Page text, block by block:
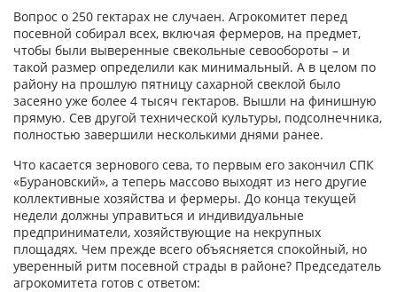
Вопрос о 250 гектарах не случаен. Агрокомитет перед
посевной собирал всех, включая фермеров, на предмет,
чтобы были выверенные свекольные севообороты – и
такой размер определили как минимальный. А в целом по
району на прошлую пятницу сахарной свеклой было
засеяно уже более 4 тысяч гектаров. Вышли на финишную
прямую. Сев другой технической культуры, подсолнечника,
полностью завершили несколькими днями ранее.
Что касается зернового сева, то первым его закончил СПК
«Бурановский», а теперь массово выходят из него другие
коллективные хозяйства и фермеры. До конца текущей
недели должны управиться и индивидуальные
предприниматели, хозяйствующие на некрупных
площадях. Чем прежде всего объясняется спокойный, но
уверенный ритм посевной страды в районе? Председатель
агрокомитета готов с ответом: